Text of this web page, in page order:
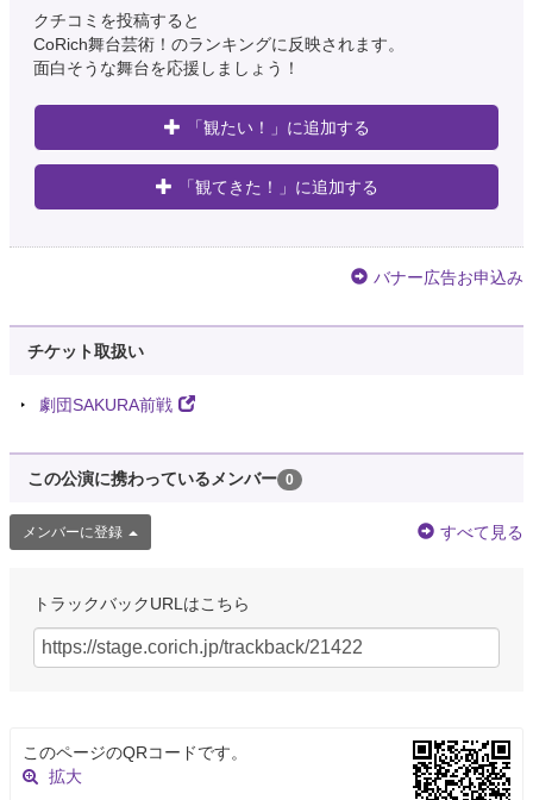
クチコミを投稿すると
CoRich舞台芸術！のランキングに反映されます。
面白そうな舞台を応援しましょう！
「観たい！」に追加する
「観てきた！」に追加する
バナー広告お申込み
チケット取扱い
劇団SAKURA前戦
この公演に携わっているメンバー 0
メンバーに登録 すべて見る
トラックバックURLはこちら
このページのQRコードです。
拡大